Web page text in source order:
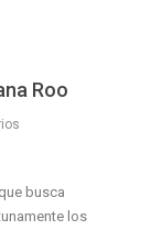
Roo
busca
los